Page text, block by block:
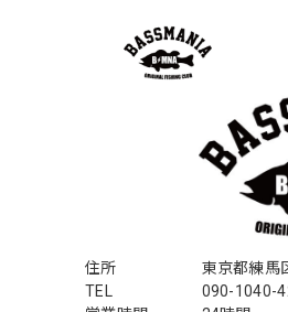
Electric
ネオプレーンの生地のし
ちろん 車内の、ロッドバ
ネイビー
2026/07/30
住所
東京都練馬
TEL
090-1040-